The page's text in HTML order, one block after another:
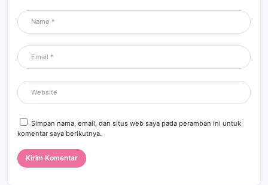
Simpan nama, email, dan situs web saya pada peramban ini untuk
komentar saya berikutnya.